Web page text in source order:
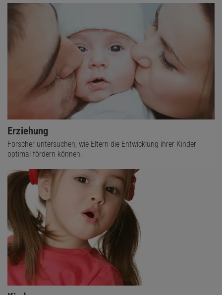
Erziehung
Forscher untersuchen, wie Eltern die Entwicklung ihrer Kinder
optimal fördern können.